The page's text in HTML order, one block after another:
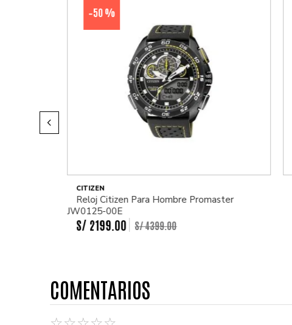
-50 %
CITIZEN
Reloj Citizen Para Hombre Promaster
JW0125-00E
S/ 2199.00 S/4399.00
COMENTARIOS